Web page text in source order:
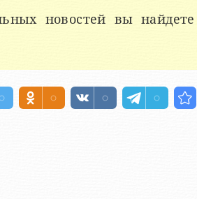
новостей вы найдете